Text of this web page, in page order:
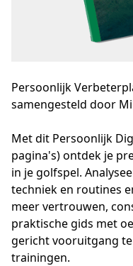
Persoonlijk
samengesteld door
Met dit Persoonlijk
pagina's) ontdek je
in je golfspel.
techniek en routines
meer vertrouwen,
praktische gids met
gericht vooruitgang
trainingen.